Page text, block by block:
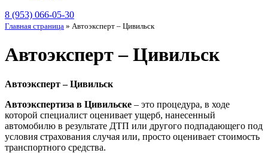
8 (953) 066-05-30
Главная страница » Автоэксперт – Цивильск
Автоэксперт – Цивильск
Автоэксперт – Цивильск
Автоэкспертиза в Цивильске – это процедура, в ходе
которой специалист оценивает ущерб, нанесенный
автомобилю в результате ДТП или другого подпадающего под
условия страхования случая или, просто оценивает стоимость
транспортного средства.